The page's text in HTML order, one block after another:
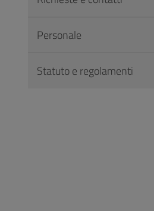
FooterPersonale
Statuto e regolamenti